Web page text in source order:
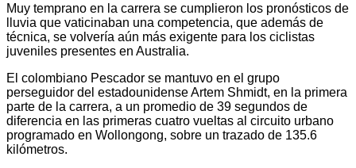
Muy temprano en la carrera se cumplieron los pronósticos de
lluvia que vaticinaban una competencia, que además de
técnica, se volvería aún más exigente para los ciclistas
juveniles presentes en Australia.
El colombiano Pescador se mantuvo en el grupo
perseguidor del estadounidense Artem Shmidt, en la primera
parte de la carrera, a un promedio de 39 segundos de
diferencia en las primeras cuatro vueltas al circuito urbano
programado en Wollongong, sobre un trazado de 135.6
kilómetros.